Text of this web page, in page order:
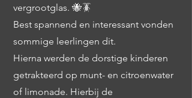
vergrootglas. 🐝🪳
Best spannend en interessant vonden
sommige leerlingen dit.
Hierna werden de dorstige kinderen
getrakteerd op munt- en citroenwater
of limonade. Hierbij de